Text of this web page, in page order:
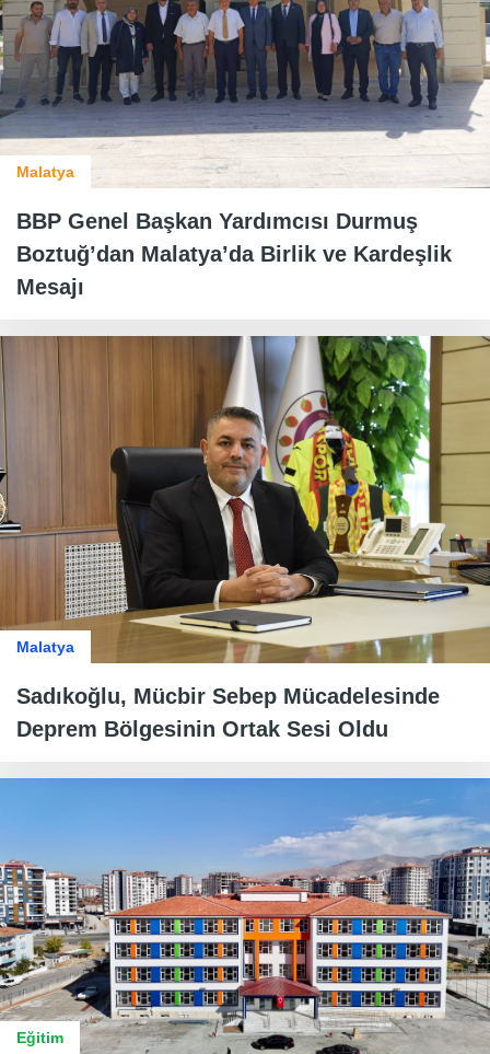
Malatya
BBP Genel Başkan Yardımcısı Durmuş
Boztuğ’dan Malatya’da Birlik ve Kardeşlik
Mesajı
Malatya
Sadıkoğlu, Mücbir Sebep Mücadelesinde
Deprem Bölgesinin Ortak Sesi Oldu
Eğitim